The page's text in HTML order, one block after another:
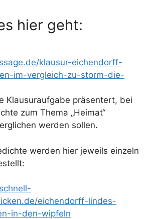
hier geht:
klausur-eichendorff-
im-vergleich-zu-storm-die-
Klausuraufgabe präsentert, bei
zum Thema „Heimat“
werden sollen.
werden hier jeweils einzeln
eichendorff-lindes-
in-den-wipfeln